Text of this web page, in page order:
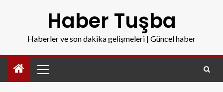
Haber Tuşba
Haberler ve son dakika gelişmeleri | Güncel haber